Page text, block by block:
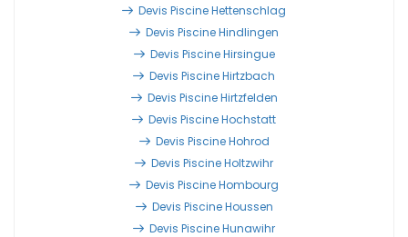
Devis Piscine Hettenschlag
Devis Piscine Hindlingen
Devis Piscine Hirsingue
Devis Piscine Hirtzbach
Devis Piscine Hirtzfelden
Devis Piscine Hochstatt
Devis Piscine Hohrod
Devis Piscine Holtzwihr
Devis Piscine Hombourg
Devis Piscine Houssen
Devis Piscine Hunawihr